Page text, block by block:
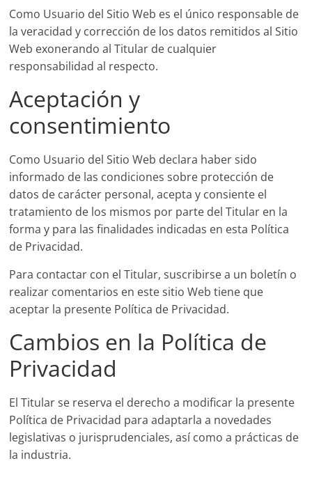
Como Usuario del Sitio Web es el único responsable de
la veracidad y corrección de los datos remitidos al Sitio
Web exonerando al Titular de cualquier
responsabilidad al respecto.
Aceptación y
consentimiento
Como Usuario del Sitio Web declara haber sido
informado de las condiciones sobre protección de
datos de carácter personal, acepta y consiente el
tratamiento de los mismos por parte del Titular en la
forma y para las finalidades indicadas en esta Política
de Privacidad.
Para contactar con el Titular, suscribirse a un boletín o
realizar comentarios en este sitio Web tiene que
aceptar la presente Política de Privacidad.
Cambios en la Política de
Privacidad
El Titular se reserva el derecho a modificar la presente
Política de Privacidad para adaptarla a novedades
legislativas o jurisprudenciales, así como a prácticas de
la industria.